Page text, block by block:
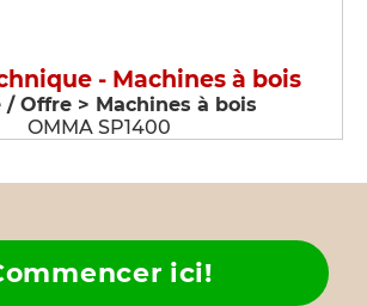
- Machines à bois
/ Offre > Machines à bois
OMMA SP1400
ici!